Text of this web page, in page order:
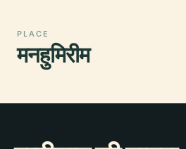
PLACE
मनहुमिरीम